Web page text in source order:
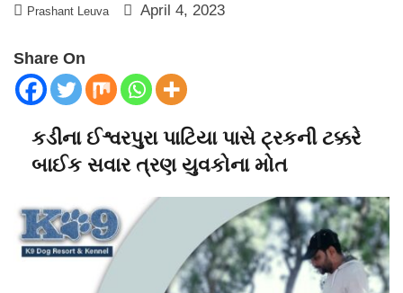
Prashant Leuva April 4, 2023
Share On
કડીના ઈશ્વરપુરા પાટિયા પાસે ટ્રકની ટક્કરે
બાઈક સવાર ત્રણ યુવકોના મોત